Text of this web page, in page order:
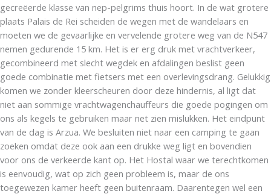
gecreëerde klasse van nep-pelgrims thuis hoort. In de wat grotere
plaats Palais de Rei scheiden de wegen met de wandelaars en
moeten we de gevaarlijke en vervelende grotere weg van de N547
nemen gedurende 15 km. Het is er erg druk met vrachtverkeer,
gecombineerd met slecht wegdek en afdalingen beslist geen
goede combinatie met fietsers met een overlevingsdrang. Gelukkig
komen we zonder kleerscheuren door deze hindernis, al ligt dat
niet aan sommige vrachtwagenchauffeurs die goede pogingen om
ons als kegels te gebruiken maar net zien mislukken. Het eindpunt
van de dag is Arzua. We besluiten niet naar een camping te gaan
zoeken omdat deze ook aan een drukke weg ligt en bovendien
voor ons de verkeerde kant op. Het Hostal waar we terechtkomen
is eenvoudig, wat op zich geen probleem is, maar de ons
toegewezen kamer heeft geen buitenraam. Daarentegen wel een